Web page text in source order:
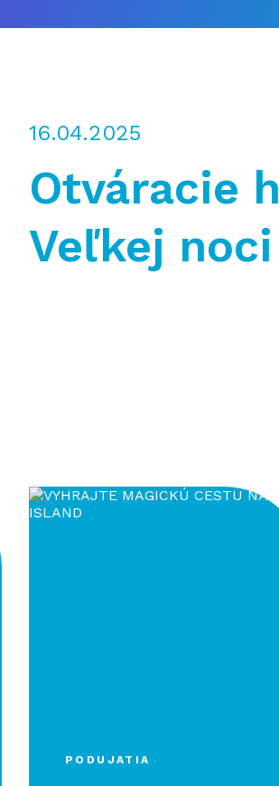
16.04.2025
Otváracie
Veľkej noci
PODUJATIA